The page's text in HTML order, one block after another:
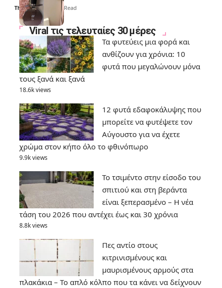
Thali Ombre 6 Min Read
Viral τις τελευταίες 30 μέρες
Τα φυτεύεις μια φορά και
ανθίζουν για χρόνια: 10
φυτά που μεγαλώνουν μόνα
τους ξανά και ξανά
18.6k views
12 φυτά εδαφοκάλυψης που
μπορείτε να φυτέψετε τον
Αύγουστο για να έχετε
χρώμα στον κήπο όλο το φθινόπωρο
9.9k views
Το τσιμέντο στην είσοδο του
σπιτιού και στη βεράντα
είναι ξεπερασμένο – Η νέα
τάση του 2026 που αντέχει έως και 30 χρόνια
8.8k views
Πες αντίο στους
κιτρινισμένους και
μαυρισμένους αρμούς στα
πλακάκια – Το απλό κόλπο που τα κάνει να δείχνουν